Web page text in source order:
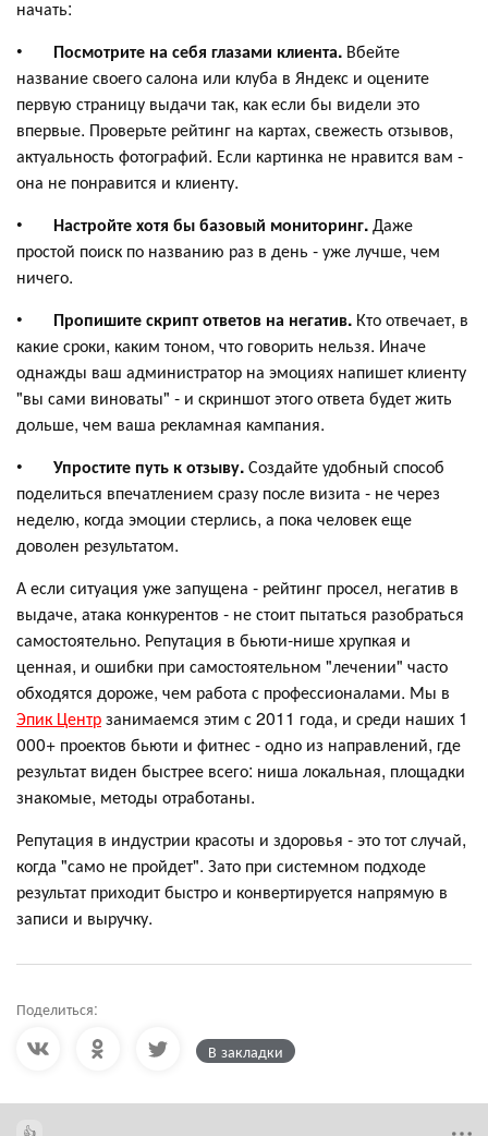
начать:
• Посмотрите на себя глазами клиента. Вбейте
название своего салона или клуба в Яндекс и оцените
первую страницу выдачи так, как если бы видели это
впервые. Проверьте рейтинг на картах, свежесть отзывов,
актуальность фотографий. Если картинка не нравится вам -
она не понравится и клиенту.
• Настройте хотя бы базовый мониторинг.Даже
простой поиск по названию раз в день - уже лучше, чем
ничего.
• Пропишите скрипт ответов на негатив. Кто отвечает, в
какие сроки, каким тоном, что говорить нельзя. Иначе
однажды ваш администратор на эмоциях напишет клиенту
"вы сами виноваты" - и скриншот этого ответа будет жить
дольше, чем ваша рекламная кампания.
• Упростите путь к отзыву.Создайте удобный способ
поделиться впечатлением сразу после визита - не через
неделю, когда эмоции стерлись, а пока человек еще
доволен результатом.
А если ситуация уже запущена - рейтинг просел, негатив в
выдаче, атака конкурентов - не стоит пытаться разобраться
самостоятельно. Репутация в бьюти-нише хрупкая и
ценная, и ошибки при самостоятельном "лечении" часто
обходятся дороже, чем работа с профессионалами. Мы в
Эпик Центрзанимаемся этим с 2011 года, и среди наших 1
000+ проектов бьюти и фитнес - одно из направлений, где
результат виден быстрее всего: ниша локальная, площадки
знакомые, методы отработаны.
Репутация в индустрии красоты и здоровья - это тот случай,
когда "само не пройдет". Зато при системном подходе
результат приходит быстро и конвертируется напрямую в
записи и выручку.
Поделиться:
В закладки